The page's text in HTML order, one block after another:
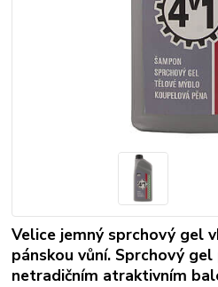
Velice jemný sprchový gel
pánskou vůní. Sprchový
netradičním atraktivním